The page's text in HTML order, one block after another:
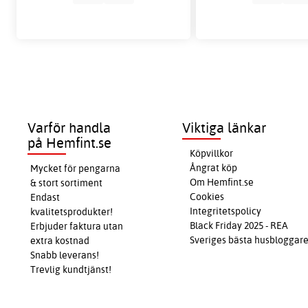
Varför handla
på Hemfint.se
Mycket för pengarna
& stort sortiment
Endast
kvalitetsprodukter!
Erbjuder faktura utan
extra kostnad
Snabb leverans!
Trevlig kundtjänst!
Viktiga länkar
Köpvillkor
Ångrat köp
Om Hemfint.se
Cookies
Integritetspolicy
Black Friday 2025 - REA
Sveriges bästa husbloggare